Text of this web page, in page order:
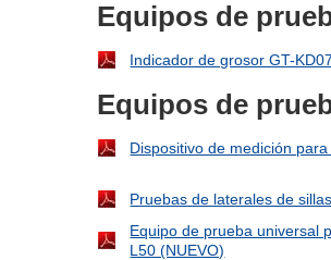
Equipos de
Indicador de grosor GT-
Equipos de
Dispositivo de medición
Pruebas de laterales de
Equipo de prueba universal
L50 (NUEVO)